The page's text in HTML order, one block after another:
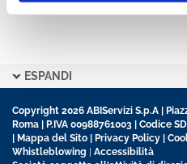
ESPANDI
Copyright 2026 ABIServizi S.p.A |
Roma | P.IVA 00988761003 | Codice
| Mappa del Sito | Privacy Policy |
Whistleblowing | Accessibilità